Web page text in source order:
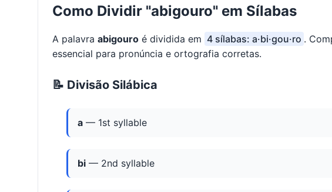
Como Dividir "abigouro" em Sílabas
A palavra abigouro é dividida em 4 sílabas: a·bi·gou·ro .
essencial para pronúncia e ortografia corretas.
📝 Divisão Silábica
a — 1st syllable
bi — 2nd syllable